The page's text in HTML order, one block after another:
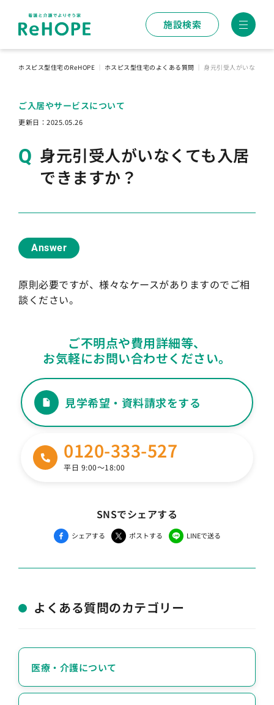
施設検索
ホスピス型住宅のReHOPE ホスピス型住宅のよくある質問 身元引受人がいなくて
ご入居やサービスについて
更新日： 2025.05.26
身元引受人がいなくても入居
できますか？
Answer
原則必要ですが、様々なケースがありますのでご相
談ください。
ご不明点や費用詳細等、
お気軽にお問い合わせください。
見学希望・資料請求をする
0120-333-527
平日 9:00〜18:00
SNSでシェアする
シェアする ポストする LINEで送る
よくある質問のカテゴリー
医療・介護について